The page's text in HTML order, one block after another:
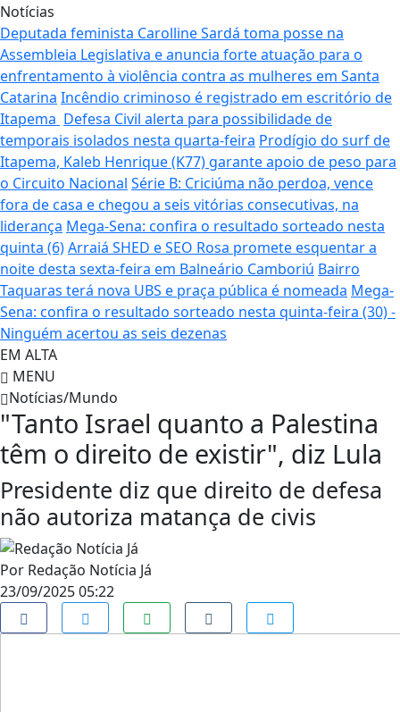
Notícias
Deputada feminista Carolline Sardá toma posse na
Assembleia Legislativa e anuncia forte atuação para o
enfrentamento à violência contra as mulheres em Santa
Catarina Incêndio criminoso é registrado em escritório de
Itapema Defesa Civil alerta para possibilidade de
temporais isolados nesta quarta-feira Prodígio do surf de
Itapema, Kaleb Henrique (K77) garante apoio de peso para
o Circuito Nacional Série B: Criciúma não perdoa, vence
fora de casa e chegou a seis vitórias consecutivas, na
liderança Mega-Sena: confira o resultado sorteado nesta
quinta (6)Arraiá SHED e SEO Rosa promete esquentar a
noite desta sexta-feira em Balneário Camboriú Bairro
Taquaras terá nova UBS e praça pública é nomeada Mega-
Sena: confira o resultado sorteado nesta quinta-feira (30) -
Ninguém acertou as seis dezenas
EM ALTA
MENU
Notícias/Mundo
"Tanto Israel quanto a Palestina
têm o direito de existir", diz Lula
Presidente diz que direito de defesa
não autoriza matança de civis
Por Redação Notícia Já
23/09/2025 05:22